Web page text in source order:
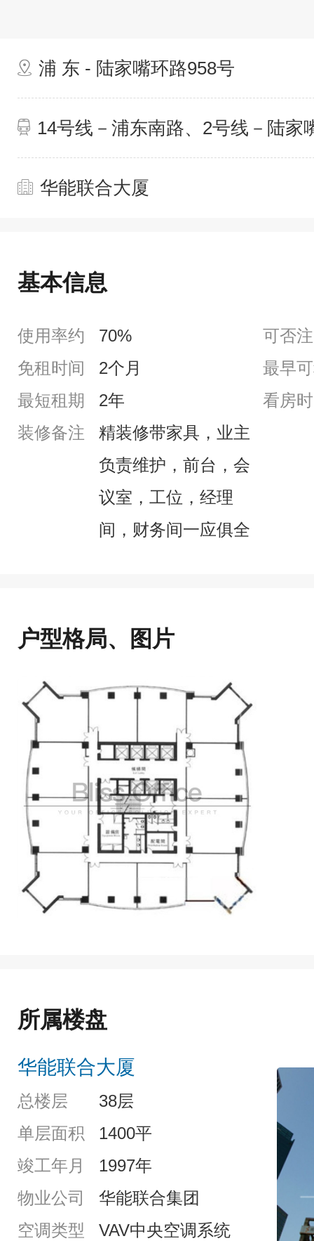
浦 东 - 陆家嘴环路958号
14号线－浦东南路、2号线－陆家
华能联合大厦
基本信息
使用率约 70%
可否
免租时间
2个月
最早
最短租期
2年
看房
装修备注
精装修带家具，业主
负责维护，前台，会
议室，工位，经理
间，财务间一应俱全
户型格局、图片
所属楼盘
华能联合大厦
总楼层
38层
单层面积
1400平
竣工年月
1997年
物业公司
华能联合集团
空调类型
VAV中央空调系统